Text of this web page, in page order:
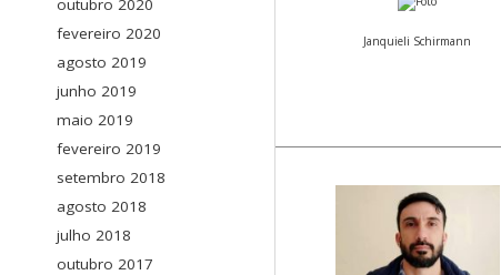
outubro 2020
fevereiro 2020
agosto 2019
junho 2019
maio 2019
fevereiro 2019
setembro 2018
agosto 2018
julho 2018
outubro 2017
Janquieli Schirmann